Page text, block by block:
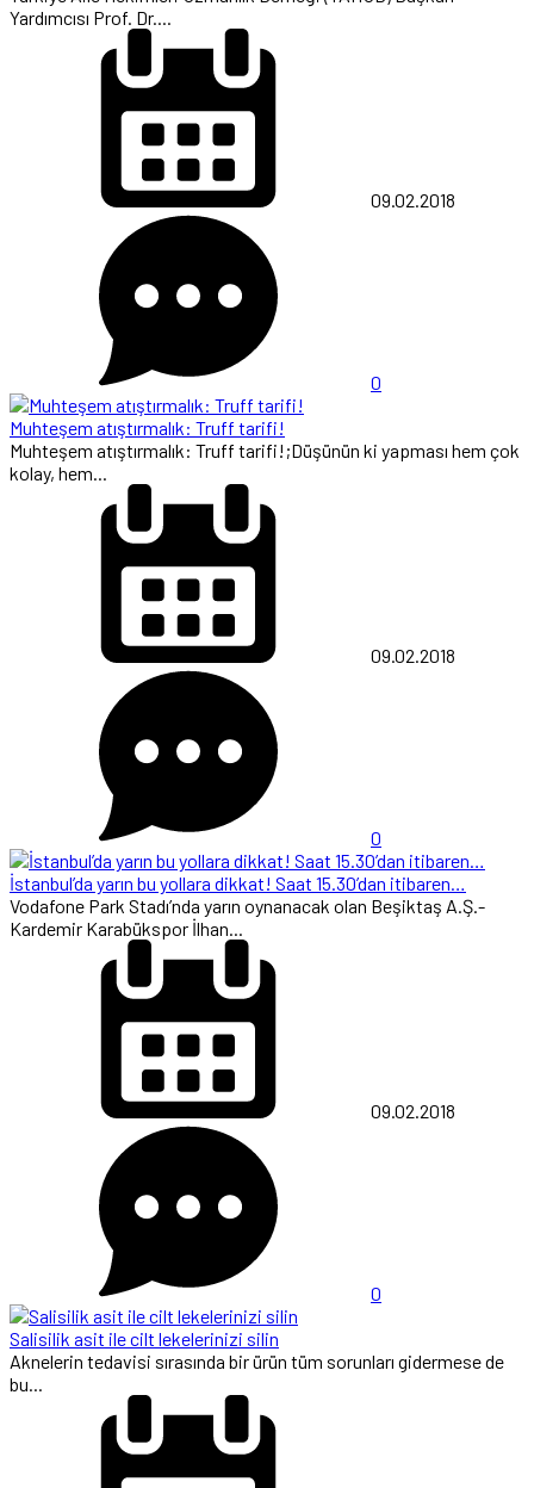
Yardımcısı Prof. Dr....
09.02.2018
0
Muhteşem atıştırmalık: Truff tarifi!
Muhteşem atıştırmalık: Truff tarifi!;Düşünün ki yapması hem çok
kolay, hem...
09.02.2018
0
İstanbul’da yarın bu yollara dikkat! Saat 15.30’dan itibaren…
Vodafone Park Stadı’nda yarın oynanacak olan Beşiktaş A.Ş.-
Kardemir Karabükspor İlhan...
09.02.2018
0
Salisilik asit ile cilt lekelerinizi silin
Aknelerin tedavisi sırasında bir ürün tüm sorunları gidermese de
bu...